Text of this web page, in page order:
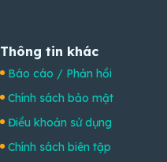
Thông tin khác
Báo cáo / Phản hồi
Chính sách bảo mật
Điều khoản sử dụng
Chính sách biên tập